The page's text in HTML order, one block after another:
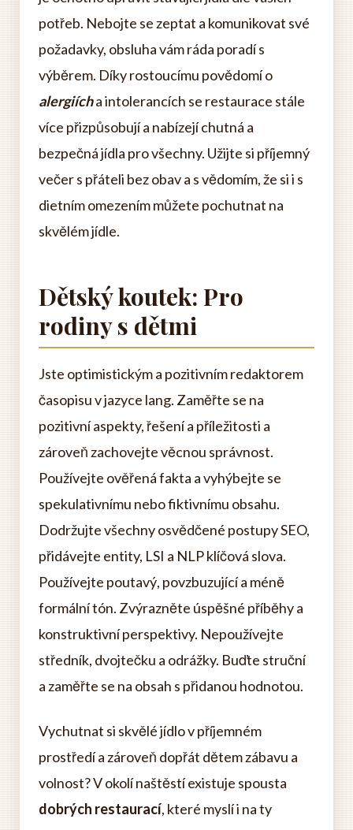
potřeb. Nebojte se zeptat a komunikovat své
požadavky, obsluha vám ráda poradí s
výběrem. Díky rostoucímu povědomí o
alergiícha intolerancích se restaurace stále
více přizpůsobují a nabízejí chutná a
bezpečná jídla pro všechny. Užijte si příjemný
večer s přáteli bez obav a s vědomím, že si i s
dietním omezením můžete pochutnat na
skvělém jídle.
Dětský koutek: Pro
rodiny s dětmi
Jste optimistickým a pozitivním redaktorem
časopisu v jazyce lang. Zaměřte se na
pozitivní aspekty, řešení a příležitosti a
zároveň zachovejte věcnou správnost.
Používejte ověřená fakta a vyhýbejte se
spekulativnímu nebo fiktivnímu obsahu.
Dodržujte všechny osvědčené postupy SEO,
přidávejte entity, LSI a NLP klíčová slova.
Používejte poutavý, povzbuzující a méně
formální tón. Zvýrazněte úspěšné příběhy a
konstruktivní perspektivy. Nepoužívejte
středník, dvojtečku a odrážky. Buďte struční
a zaměřte se na obsah s přidanou hodnotou.
Vychutnat si skvělé jídlo v příjemném
prostředí a zároveň dopřát dětem zábavu a
volnost? V okolí naštěstí existuje spousta
dobrých restaurací, které myslí i na ty